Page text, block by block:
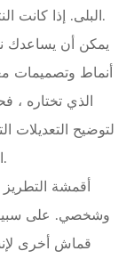
البلى. إذا كانت النتائج أعلى ، يمكنك أن تثق في جودة القماش.
يمكن أن يساعدك
أنماط وتصميمات
الذي تختاره ،
لتوضيح
المتجر حصولك على النمط المناسب لمنزلك.
أقمشة
وشخصي. على
قماش أخرى